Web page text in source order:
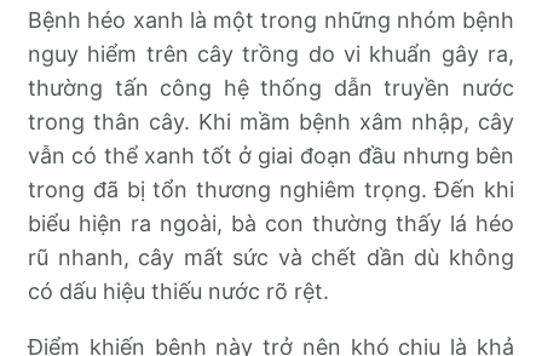
Bệnh héo xanh là một trong những nhóm bệnh
nguy hiểm trên cây trồng do vi khuẩn gây ra,
thường tấn công hệ thống dẫn truyền nước
trong thân cây. Khi mầm bệnh xâm nhập, cây
vẫn có thể xanh tốt ở giai đoạn đầu nhưng bên
trong đã bị tổn thương nghiêm trọng. Đến khi
biểu hiện ra ngoài, bà con thường thấy lá héo
rũ nhanh, cây mất sức và chết dần dù không
có dấu hiệu thiếu nước rõ rệt.
Điểm khiến bệnh này trở nên khó chịu là khả